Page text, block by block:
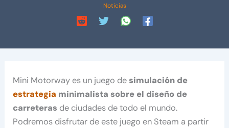
Noticias
Mini Motorway es un juego desimulación de
estrategia minimalista sobre el diseño de
carreteras de ciudades de todo el mundo.
Podremos disfrutar de este juego en Steam a partir